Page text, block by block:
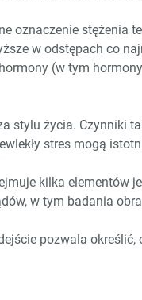
oznaczenie stężenia
w odstępach co
(w tym
stylu życia. Czynniki
stres mogą
kilka elementów
w tym badania
pozwala